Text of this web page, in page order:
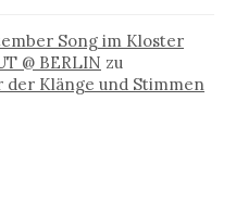
Song im Kloster
@ BERLIN zu
Klänge und Stimmen